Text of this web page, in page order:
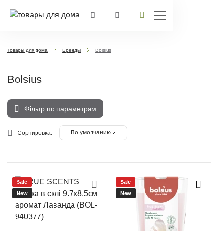
Товары для дома Бренды Bolsius
Bolsius
Фільтр по параметрам
Сортировка: По умолчанию
Sale
New
Sale
New